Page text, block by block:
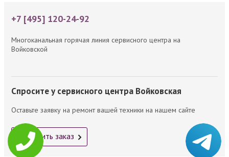
+7 [495] 120-24-92
Многоканальная горячая линия сервисного центра на
Войковской
Спросите у сервисного центра Войковская
Оставьте заявку на ремонт вашей техники на нашем сайте
Оформить заказ